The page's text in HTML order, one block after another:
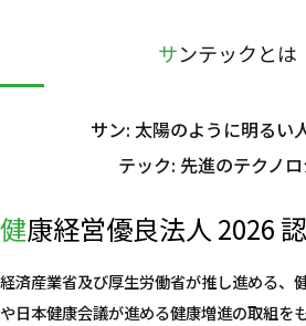
サンテックとは
サン: 太陽のように明るい
テック: 先進のテクノ
健康経営優良法人 2026
経済産業省及び厚生労働省が推し進める、
や日本健康会議が進める健康増進の取組を